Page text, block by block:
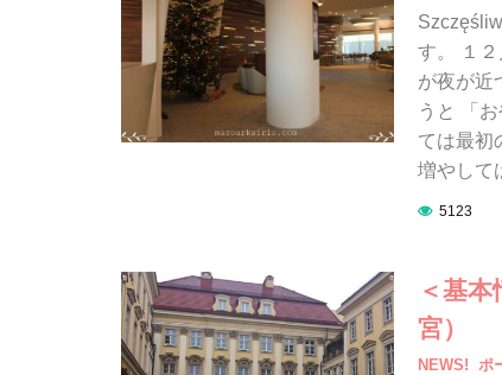
す。 １
が夜が近
うと 「
ては最初
増やして
5123
＜基
宮）
NEWS! ポ